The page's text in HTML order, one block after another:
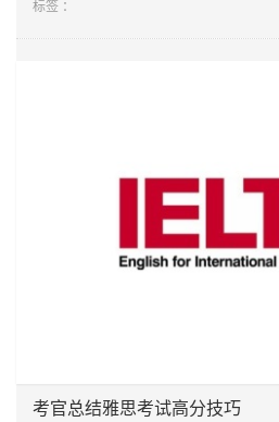
标签 ：
考官总结雅思考试高分技巧